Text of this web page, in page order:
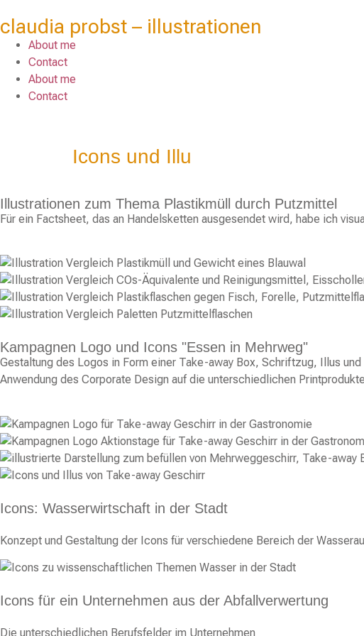
claudia probst – illustrationen
About me
Contact
About me
Contact
Icons und Illu
Illustrationen zum Thema Plastikmüll durch Putzmittel
Für ein Factsheet, das an Handelsketten ausgesendet wird, habe ich
Kampagnen Logo und Icons "Essen in Mehrweg"
Gestaltung des Logos in Form einer Take-away Box, Schriftzug, Illus und
Anwendung des Corporate Design auf die unterschiedlichen
Icons: Wasserwirtschaft in der Stadt
Konzept und Gestaltung der Icons für verschiedene Bereich der
Icons für ein Unternehmen aus der Abfallverwertung
Die unterschiedlichen Berufsfelder im Unternehmen